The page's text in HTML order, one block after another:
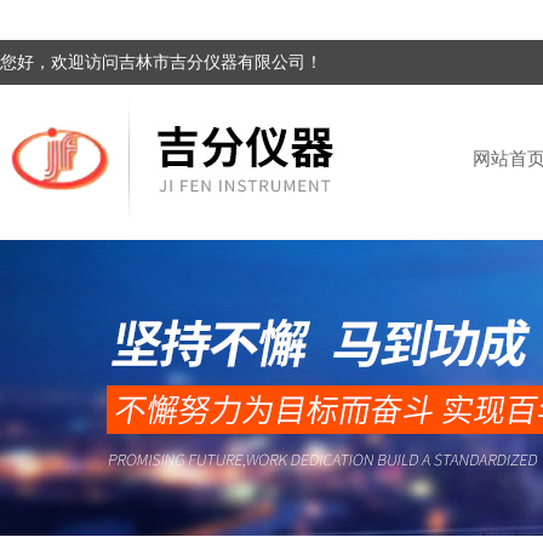
您好，欢迎访问吉林市吉分仪器有限公司！
网站首